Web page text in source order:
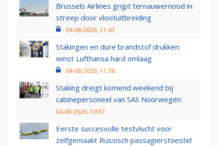
Brussels Airlines grijpt ternauwernood in:
streep door vlootuitbreiding
04-08-2026, 11:47
Stakingen en dure brandstof drukken
winst Lufthansa hard omlaag
04-08-2026, 11:38
Staking dreigt komend weekend bij
cabinepersoneel van SAS Noorwegen
04-08-2026, 10:57
Eerste succesvolle testvlucht voor
zelfgemaakt Russisch passagierstoestel